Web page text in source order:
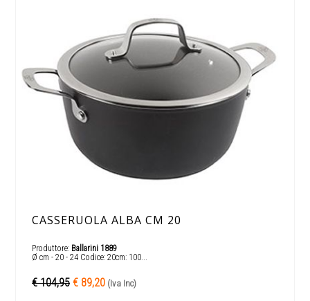
CASSERUOLA ALBA CM 20
Produttore: Ballarini 1889
Ø cm - 20 - 24 Codice: 20cm: 100...
€ 104,95 € 89,20 (Iva Inc)